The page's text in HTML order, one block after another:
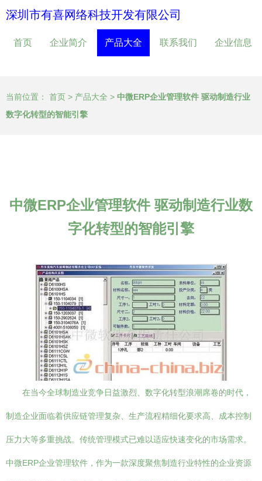
深圳市有喜网络科技开发有限公司
首页 企业简介 产品大全 联系我们 企业信息
当前位置： 首页 > 产品大全 > 中微ERP企业管理软件 驱动制造行业
数字化转型的智能引擎
中微ERP企业管理软件 驱动制造行业数
字化转型的智能引擎
在当今全球制造业竞争日益激烈、数字化转型浪潮席卷的时代，
制造企业面临着供应链管理复杂、生产流程精细化要求高、成本控制
压力大等多重挑战。传统管理模式已难以适应快速变化的市场需求。
中微ERP企业管理软件，作为一款深度聚焦制造行业特性的企业资源